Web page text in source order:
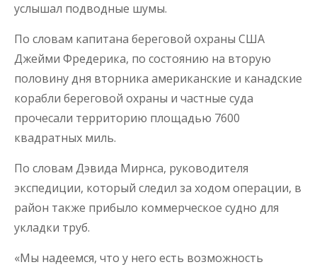
услышал подводные шумы.
По словам капитана береговой охраны США
Джейми Фредерика, по состоянию на вторую
половину дня вторника американские и канадские
корабли береговой охраны и частные суда
прочесали территорию площадью 7600
квадратных миль.
По словам Дэвида Мирнса, руководителя
экспедиции, который следил за ходом операции, в
район также прибыло коммерческое судно для
укладки труб.
«Мы надеемся, что у него есть возможность